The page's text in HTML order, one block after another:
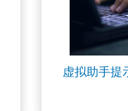
虚拟助手提